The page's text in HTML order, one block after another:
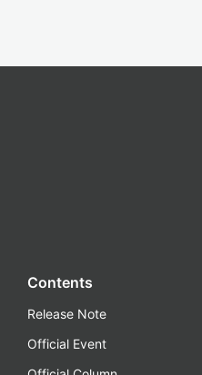
Contents
Release Note
Official Event